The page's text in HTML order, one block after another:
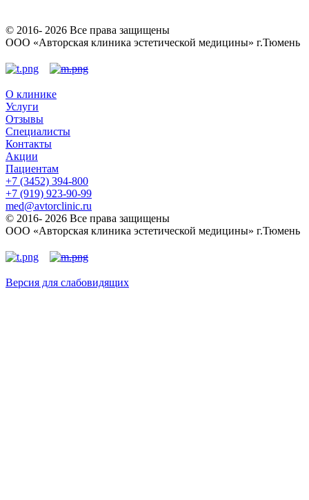
© 2016- 2026 Все права защищены
ООО «Авторская клиника эстетической медицины» г.Тюмень
О клинике
Услуги
Отзывы
Специалисты
Контакты
Акции
Пациентам
+7 (3452) 394-800
+7 (919) 923-90-99
med@avtorclinic.ru
© 2016- 2026 Все права защищены
ООО «Авторская клиника эстетической медицины» г.Тюмень
Версия для слабовидящих